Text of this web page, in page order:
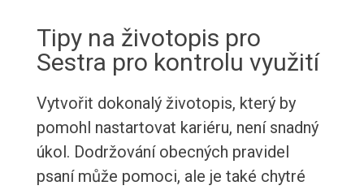
Tipy na životopis pro
Sestra pro kontrolu využití
Vytvořit dokonalý životopis, který by
pomohl nastartovat kariéru, není snadný
úkol. Dodržování obecných pravidel
psaní může pomoci, ale je také chytré